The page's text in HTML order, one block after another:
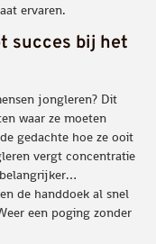
ervaren.
succes bij het
jongleren? Dit
waar ze moeten
gedachte hoe ze ooit
vergt concentratie
de handdoek al snel
een poging zonder